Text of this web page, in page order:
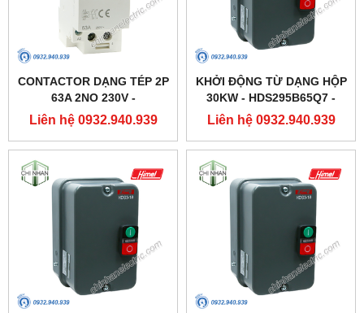
CONTACTOR DẠNG TÉP 2P
63A 2NO 230V -
HDCH8S63220 - HIMEL
Liên hệ 0932.940.939
KHỞI ĐỘNG TỪ DẠNG HỘP
30KW - HDS295B65Q7 -
HIMEL
Liên hệ 0932.940.939